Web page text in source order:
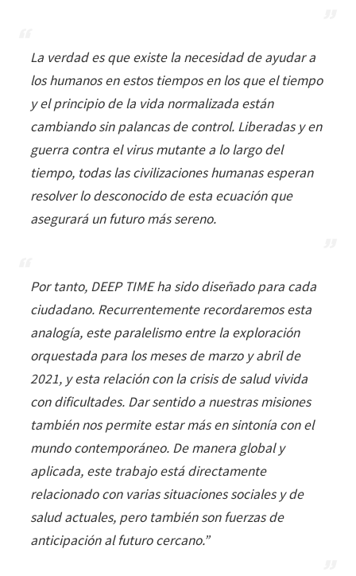
La verdad es que existe la necesidad de ayudar a
los humanos en estos tiempos en los que el tiempo
y el principio de la vida normalizada están
cambiando sin palancas de control. Liberadas y en
guerra contra el virus mutante a lo largo del
tiempo, todas las civilizaciones humanas esperan
resolver lo desconocido de esta ecuación que
asegurará un futuro más sereno.
Por tanto, DEEP TIME ha sido diseñado para cada
ciudadano. Recurrentemente recordaremos esta
analogía, este paralelismo entre la exploración
orquestada para los meses de marzo y abril de
2021, y esta relación con la crisis de salud vivida
con dificultades. Dar sentido a nuestras misiones
también nos permite estar más en sintonía con el
mundo contemporáneo. De manera global y
aplicada, este trabajo está directamente
relacionado con varias situaciones sociales y de
salud actuales, pero también son fuerzas de
anticipación al futuro cercano.”